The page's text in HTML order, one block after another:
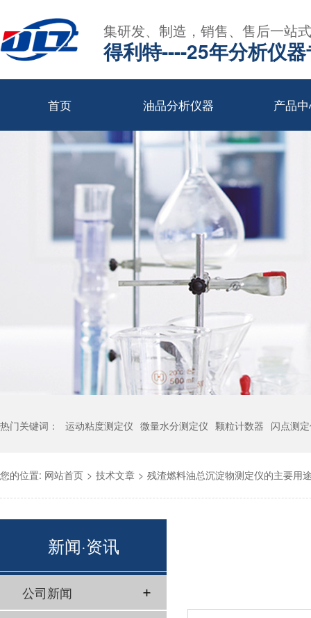
集研发、制造，销售、售后一站
得利特----25年分析仪
首页 油品分析仪器 产品
热门关键词： 运动粘度测定仪 微量水分测定仪 颗粒计数器 闪点测
您的位置: 网站首页 > 技术文章 > 残渣燃料油总沉淀物测定仪的主要用
新闻·资讯
公司新闻